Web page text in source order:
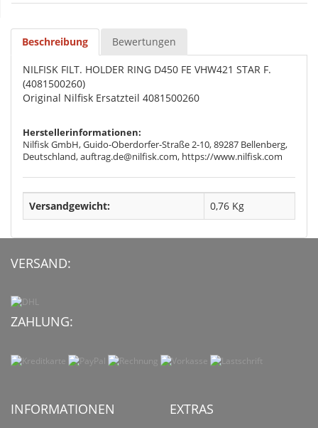
Beschreibung Bewertungen
NILFISK FILT. HOLDER RING D450 FE VHW421 STAR F.
(4081500260)
Original Nilfisk Ersatzteil 4081500260
Herstellerinformationen:
Nilfisk GmbH, Guido-Oberdorfer-Straße 2-10, 89287 Bellenberg,
Deutschland, auftrag.de@nilfisk.com, https://www.nilfisk.com
Versandgewicht: 0,76 Kg
VERSAND:
ZAHLUNG:
INFORMATIONEN EXTRAS